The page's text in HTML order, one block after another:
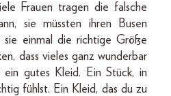
Frauen tragen die falsche
sie müssten ihren Busen
sie einmal die richtige Größe
dass vieles ganz wunderbar
ein gutes Kleid. Ein Stück, in
fühlst. Ein Kleid, das du zu